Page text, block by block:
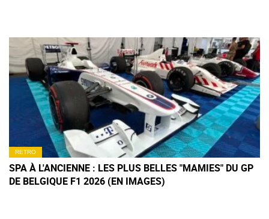
RETRO
SPA À L'ANCIENNE : LES PLUS BELLES "MAMIES" DU GP
DE BELGIQUE F1 2026 (EN IMAGES)